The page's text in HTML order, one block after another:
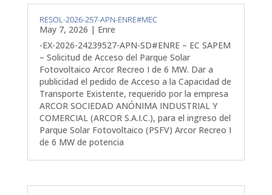
RESOL-2026-257-APN-ENRE#MEC
May 7, 2026 | Enre
-EX-2026-24239527-APN-SD#ENRE – EC SAPEM
– Solicitud de Acceso del Parque Solar
Fotovoltaico Arcor Recreo I de 6 MW. Dar a
publicidad el pedido de Acceso a la Capacidad de
Transporte Existente, requerido por la empresa
ARCOR SOCIEDAD ANÓNIMA INDUSTRIAL Y
COMERCIAL (ARCOR S.A.I.C.), para el ingreso del
Parque Solar Fotovoltaico (PSFV) Arcor Recreo I
de 6 MW de potencia